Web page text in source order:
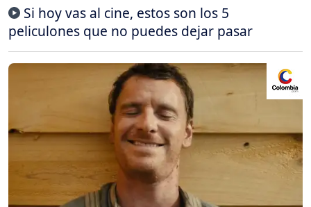
Si hoy vas al cine, estos son los 5
peliculones que no puedes dejar pasar